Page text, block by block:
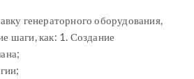
генераторного оборудования,
шаги, как: 1. Создание